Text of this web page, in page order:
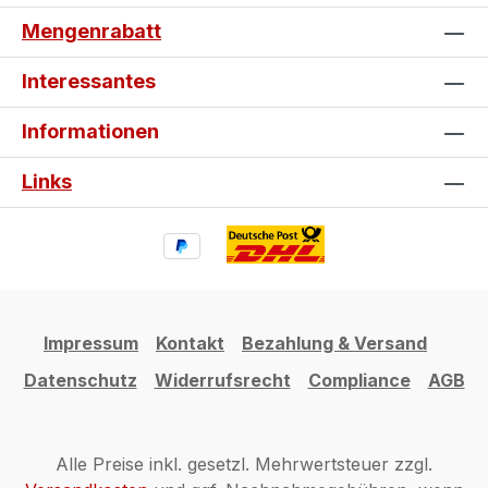
erhalten! Nutze also die Chance auf
hochwertige Schutzpads zum
Schnäppchenpreis und leiste gleichzeitig
Ressourcen schonst. Statt perfekte Ware
mit kleinen Fehlern auszusortieren, bieten
wir dir hier eine clevere und preiswerte
Alternative. Jetzt zugreifen und sparen!
Mengenrabatt
Interessantes
Informationen
Links
Impressum Kontakt
Bezahlung & Versand
Datenschutz
Widerrufsrecht Compliance AGB
Alle Preise inkl. gesetzl. Mehrwertsteuer zzgl.